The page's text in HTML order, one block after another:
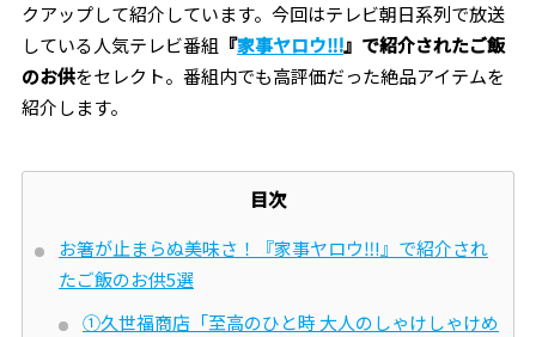
クアップして紹介しています。今回はテレビ朝日系列で放送
している人気テレビ番組 『家事ヤロウ‼︎!』で紹介されたご飯
のお供をセレクト。番組内でも高評価だった絶品アイテムを
紹介します。
目次
お箸が止まらぬ美味さ！『家事ヤロウ‼︎!』で紹介され
たご飯のお供5選
①久世福商店「至高のひと時 大人のしゃけしゃけめ